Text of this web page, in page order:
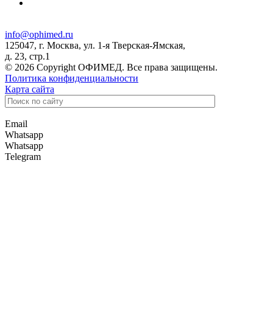
info@ophimed.ru
125047, г. Москва, ул. 1-я Тверская-Ямская,
д. 23, стр.1
© 2026 Copyright ОФИМЕД. Все права защищены.
Политика конфиденциальности
Карта сайта
Email
Whatsapp
Whatsapp
Telegram